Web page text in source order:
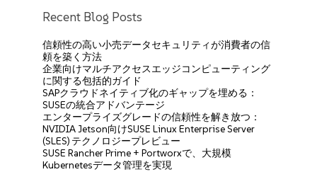
Recent Blog Posts
信頼性の高い小売データセキュリティが消費者の信
頼を築く方法
企業向けマルチアクセスエッジコンピューティング
に関する包括的ガイド
SAPクラウドネイティブ化のギャップを埋める：
SUSEの統合アドバンテージ
エンタープライズグレードの信頼性を解き放つ：
NVIDIA Jetson向けSUSE Linux Enterprise Server
(SLES) テクノロジープレビュー
SUSE Rancher Prime + Portworxで、大規模
Kubernetesデータ管理を実現